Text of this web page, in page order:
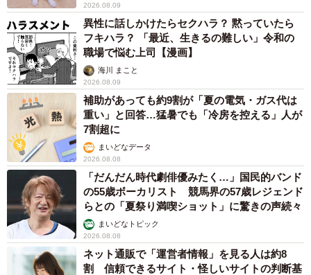
2026.08.09
異性に話しかけたらセクハラ？ 黙っていたら
フキハラ？ 「最近、生きるの難しい」令和の
職場で悩む上司【漫画】
海川 まこと
2026.08.09
補助があっても約9割が「夏の電気・ガス代は
重い」と回答…猛暑でも「冷房を控える」人が
7割超に
まいどなデータ
2026.08.08
「だんだん時代劇俳優みたく…」国民的バンド
の55歳ボーカリスト 競馬界の57歳レジェンド
らとの「夏祭り満喫ショット」に驚きの声続々
まいどなトピック
2026.08.08
ネット通販で「運営者情報」を見る人は約8
割 信頼できるサイト・怪しいサイトの判断基